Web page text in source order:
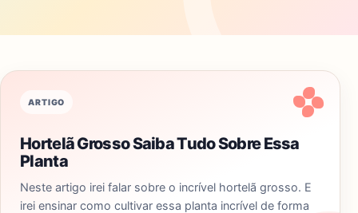
ARTIGO
Hortelã Grosso Saiba Tudo Sobre Essa
Planta
Neste artigo irei falar sobre o incrível hortelã grosso. E
irei ensinar como cultivar essa planta incrível de forma